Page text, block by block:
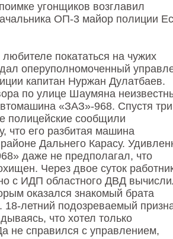
угонщиков возглавил
ОП-3 майор полиции
покататься на чужих
оперуполномоченный
капитан Нуржан Дулатбаев.
по улице Шаумяна
«ЗАЗ»-968. Спустя три
полицейские сообщили
что его разбитая машина
Дальнего Карасу.
даже не предполагал, что
Через двое суток
с ИДП областного ДВД
оказался знакомый брата
18-летний подозреваемый
что хотел только
не справился с управлением,